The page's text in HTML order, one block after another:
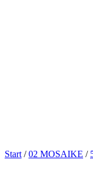
Start /02 MOSAIKE /